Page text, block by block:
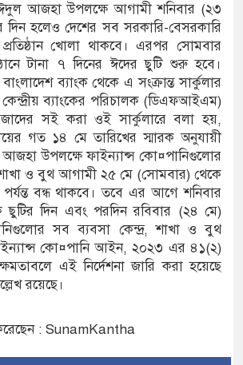
নিশ্চিতের নির্দেশ
বাউসা-কেশবপুর গ্রাম
শত শত শিক্ষার্থীর
প্রতিপক্ষের সব অভিযোগ
ঈদুল আজহা উপলক্ষে আগামী শনিবার (২৩
দিন হলেও দেশের সব সরকারি-বেসরকারি
খোলা থাকবে। এরপর সোমবার
টানা ৭ দিনের ঈদের ছুটি শুরু হবে।
ব্যাংক থেকে এ সংক্রান্ত সার্কুলার
কেন্দ্রীয় ব্যাংকের পরিচালক (ডিএফআইএম)
সই করা ওই সার্কুলারে বলা হয়,
গত ১৪ মে তারিখের স্মারক অনুযায়ী
উপলক্ষে ফাইন্যান্স কো¤পানিগুলোর
শাখা ও বুথ আগামী ২৫ মে (সোমবার) থেকে
বন্ধ থাকবে। তবে এর আগে শনিবার
ছুটির দিন এবং পরদিন রবিবার (২৪ মে)
সব ব্যবসা কেন্দ্র, শাখা ও বুথ
কো¤পানি আইন, ২০২৩ এর ৪১(২)
এই নির্দেশনা জারি করা হয়েছে
রয়েছে।
: SunamKantha